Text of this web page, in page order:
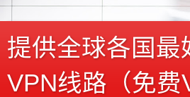
提供全球各国最
VPN线路（免费